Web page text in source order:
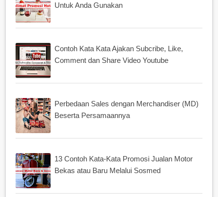
Untuk Anda Gunakan
Contoh Kata Kata Ajakan Subcribe, Like,
Comment dan Share Video Youtube
Perbedaan Sales dengan Merchandiser (MD)
Beserta Persamaannya
13 Contoh Kata-Kata Promosi Jualan Motor
Bekas atau Baru Melalui Sosmed